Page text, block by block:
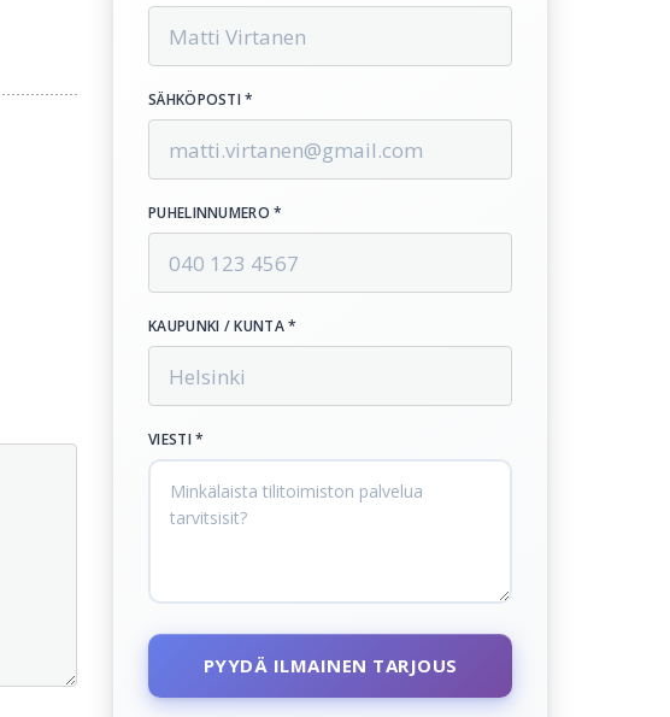
SÄHKÖPOSTI *
PUHELINNUMERO *
KAUPUNKI / KUNTA *
VIESTI *
PYYDÄ ILMAINEN TARJOUS